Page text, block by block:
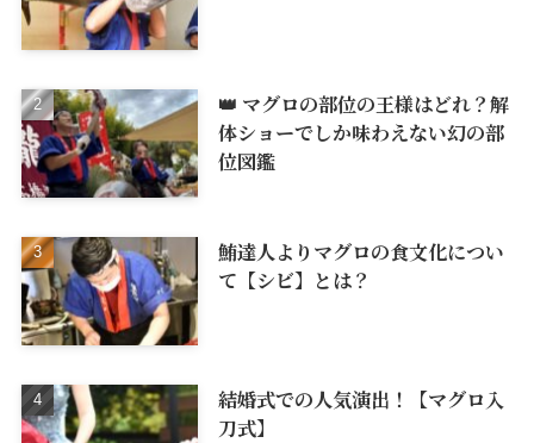
👑 マグロの部位の王様はどれ？解
体ショーでしか味わえない幻の部
位図鑑
鮪達人よりマグロの食文化につい
て【シビ】とは？
結婚式での人気演出！【マグロ入
刀式】